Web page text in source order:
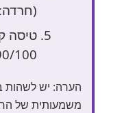
(חרדה: 70/100)
טיסה
100)
הערה: יש
משמעותית של